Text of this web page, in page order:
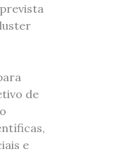
de
e